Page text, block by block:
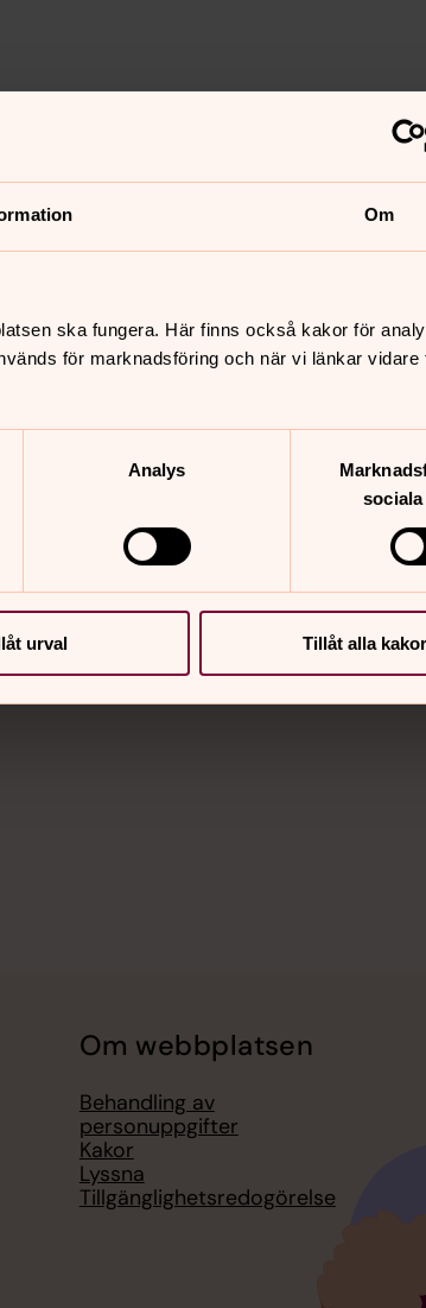
Om
ska fungera. Här finns också kakor för
för marknadsföring och när vi länkar vidare
Analys
urval Tillåt alla kakor
Hitta snabbt
Om webbplatsen
Behandling av
personuppgifter
Kakor
Lyssna
Tillgänglighetsredogörelse